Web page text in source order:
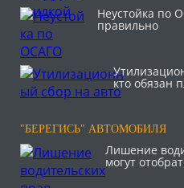
Неустойка по
правильно
кто обязан
"БЕРЕГИСЬ" АВТОМОБИЛЯ
Лишение
могут